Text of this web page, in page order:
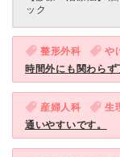
ック
整形外科 や
時間外にも関わらず
産婦人科 生
通いやすいです。